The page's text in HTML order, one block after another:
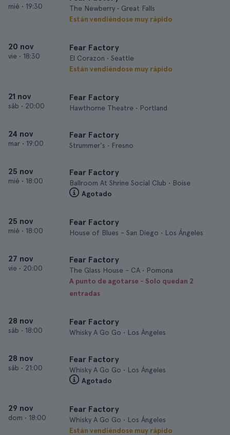
mié • 19:30
The Newberry • Great Falls
Están vendiéndose muy rápido
20 nov
vie • 18:30
Fear Factory
El Corazon • Seattle
Están vendiéndose muy rápido
21 nov
sáb • 20:00
Fear Factory
Hawthorne Theatre • Portland
24 nov
mar • 19:00
Fear Factory
Strummer's • Fresno
25 nov
mié • 18:00
Fear Factory
Ballroom At Shrine Social Club • Boise
Agotado
25 nov
mié • 18:00
Fear Factory
House of Blues - San Diego • Los Ángeles
27 nov
vie • 20:00
Fear Factory
The Glass House - CA • Pomona
A punto de agotarse - Solo quedan 2
entradas
28 nov
sáb • 18:00
Fear Factory
Whisky A Go Go • Los Ángeles
28 nov
sáb • 21:00
Fear Factory
Whisky A Go Go • Los Ángeles
Agotado
29 nov
dom • 18:00
Fear Factory
Whisky A Go Go • Los Ángeles
Están vendiéndose muy rápido